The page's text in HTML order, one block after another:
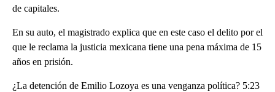
de capitales.
En su auto, el magistrado explica que en este caso el delito por el
que le reclama la justicia mexicana tiene una pena máxima de 15
años en prisión.
¿La detención de Emilio Lozoya es una venganza política? 5:23